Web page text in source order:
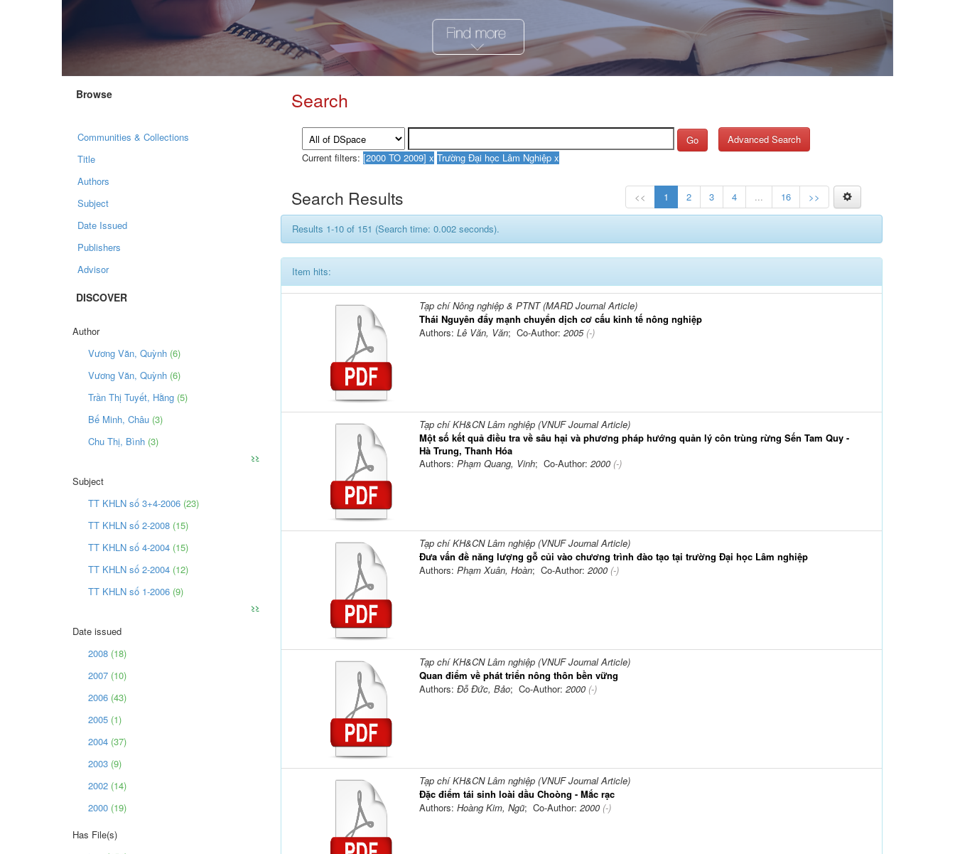
Browse
Communities & Collections
Title
Authors
Subject
Date Issued
Publishers
Advisor
DISCOVER
Author
Vương Văn, Quỳnh (6)
Vương Văn, Quỳnh (6)
Trần Thị Tuyết, Hằng (5)
Bế Minh, Châu (3)
Chu Thị, Bình (3)
>>
Subject
TT KHLN số 3+4-2006 (23)
TT KHLN số 2-2008 (15)
TT KHLN số 4-2004 (15)
TT KHLN số 2-2004 (12)
TT KHLN số 1-2006 (9)
>>
Date issued
2008 (18)
2007 (10)
2006 (43)
2005 (1)
2004 (37)
2003 (9)
2002 (14)
2000 (19)
Has File(s)
Search
Go
Current filters:
Advanced Search
Search Results << 1 2 3 4 ... 16 >>
Results 1-10 of 151 (Search time: 0.002 seconds).
Item hits:
Tạp chí Nông nghiệp & PTNT (MARD Journal Article)
Thái Nguyên đẩy mạnh chuyển dịch cơ cấu kinh tế nông nghiệp
Authors: Lê Văn, Văn; Co-Author: 2005(-)
Tạp chí KH&CN Lâm nghiệp (VNUF Journal Article)
Một số kết quả điều tra về sâu hại và phương pháp hướng quản lý côn trùng rừng Sến Tam Quy -
Hà Trung, Thanh Hóa
Authors: Phạm Quang, Vinh; Co-Author: 2000(-)
Tạp chí KH&CN Lâm nghiệp (VNUF Journal Article)
Đưa vấn đề năng lượng gỗ củi vào chương trình đào tạo tại trường Đại học Lâm nghiệp
Authors: Phạm Xuân, Hoàn; Co-Author: 2000(-)
Tạp chí KH&CN Lâm nghiệp (VNUF Journal Article)
Quan điểm về phát triển nông thôn bền vững
Authors: Đỗ Đức, Bảo; Co-Author: 2000(-)
Tạp chí KH&CN Lâm nghiệp (VNUF Journal Article)
Đặc điểm tái sinh loài dầu Choòng - Mắc rạc
Authors: Hoàng Kim, Ngũ; Co-Author: 2000(-)